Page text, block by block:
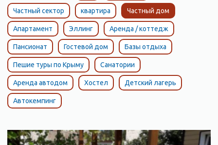
Частный сектор квартира Частный дом
Апартамент Эллинг Аренда / коттедж
Пансионат Гостевой дом Базы отдыха
Пешие туры по Крыму Санатории
Аренда автодом Хостел Детский лагерь
Автокемпинг